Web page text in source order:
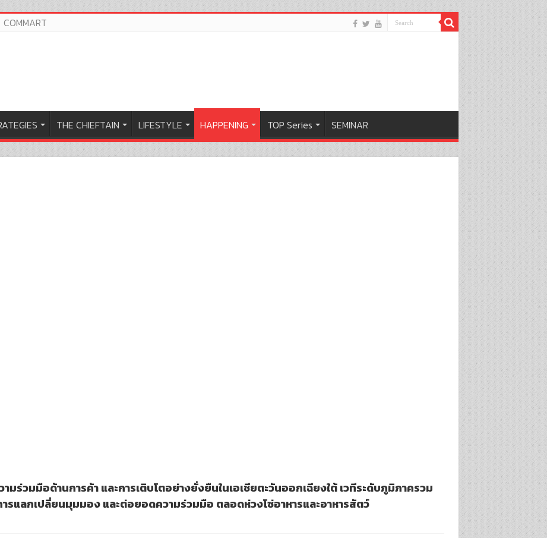
COMMART
THE CHIEFTAIN LIFESTYLE HAPPENING TOP Series SEMINAR
มร่วมมือด้านการค้า และการเติบโตอย่างยั่งยืนในเอเชียตะวันออกเฉียงใต้ เวทีระดับภูมิภาครวม
รแลกเปลี่ยนมุมมอง และต่อยอดความร่วมมือ ตลอดห่วงโซ่อาหารและอาหารสัตว์